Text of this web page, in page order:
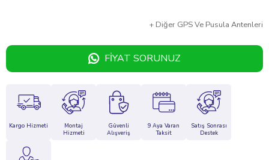
+ Diğer GPS Ve Pusula Antenleri
FIYAT SORUNUZ
Kargo Hizmeti
Montaj
Hizmeti
Güvenli
Alışveriş
9 Aya Varan
Taksit
Satış Sonrası
Destek